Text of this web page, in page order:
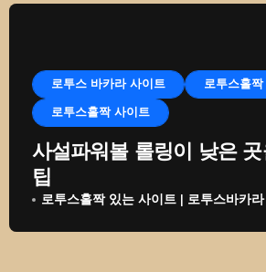
로투스 바카라 사이트 로투스홀
로투스홀짝 사이트
사설파워볼 롤링이 낮은 곳
팁
로투스홀짝 있는 사이트 | 로투스바카라